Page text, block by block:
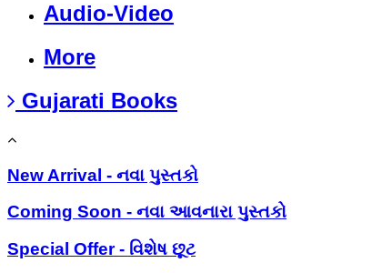
Audio-Video
More
Gujarati Books
New Arrival - નવા પુસ્તકો
Coming Soon - નવા આવનારા પુસ્તકો
Special Offer - વિશેષ છૂટ